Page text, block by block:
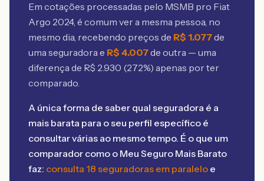
Em cotações processadas pelo MSMB pro Fiat
Argo 2024, é comum ver a mesma pessoa, no
mesmo dia, recebendo preços de R$ 1.077de
uma seguradora e R$ 4.007de outra — uma
diferença de R$ 2.930 (272%) apenas por ter
comparado.
A única forma de saber qual seguradora é a
mais barata para o seu perfil específico é
consultar várias ao mesmo tempo. É o que um
comparador como o Meu Seguro Mais Barato
faz: consulta 18 seguradoras em paralelo e